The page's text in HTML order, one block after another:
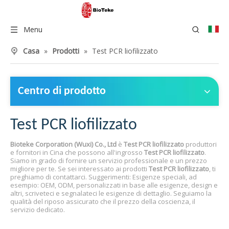
Menu
Casa » Prodotti » Test PCR liofilizzato
Centro di prodotto
Test PCR liofilizzato
Bioteke Corporation (Wuxi) Co., Ltd è Test PCR liofilizzato produttori
e fornitori in Cina che possono all'ingrosso Test PCR liofilizzato.
Siamo in grado di fornire un servizio professionale e un prezzo
migliore per te. Se sei interessato ai prodotti Test PCR liofilizzato, ti
preghiamo di contattarci. Suggerimenti: Esigenze speciali, ad
esempio: OEM, ODM, personalizzati in base alle esigenze, design e
altri, scriveteci e segnalateci le esigenze di dettaglio. Seguiamo la
qualità del riposo assicurato che il prezzo della coscienza, il
servizio dedicato.